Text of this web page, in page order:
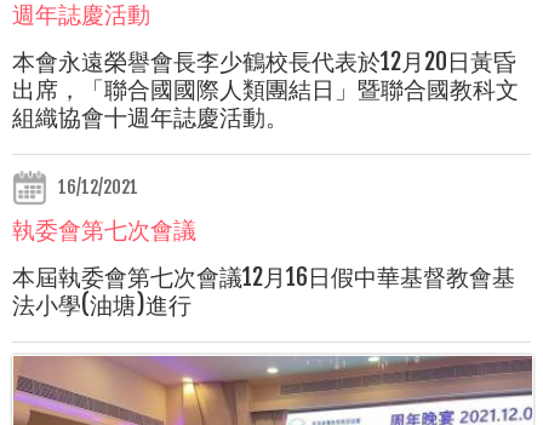
週年誌慶活動
本會永遠榮譽會長李少鶴校長代表於12月 20日黃昏
出席，「聯合國國際人類團結日」暨聯合國教科文
組織協會十週年誌慶活動。
16/12/2021
執委會第七次會議
本屆執委會第七次會議12月16日假中華基督教會基
法小學(油塘)進行